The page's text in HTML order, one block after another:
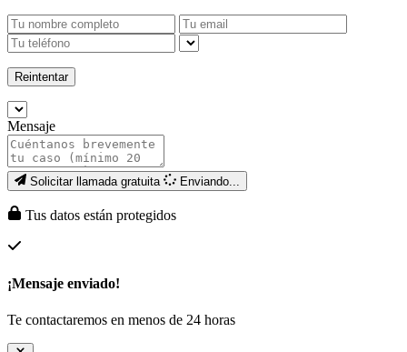
Reintentar
Mensaje
Solicitar llamada gratuita Enviando...
Tus datos están protegidos
¡Mensaje enviado!
Te contactaremos en menos de 24 horas